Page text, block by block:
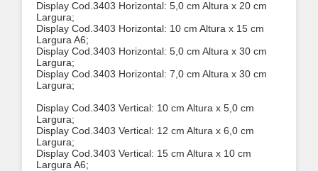
Display Cod.3403 Horizontal: 5,0 cm Altura x 20 cm
Largura;
Display Cod.3403 Horizontal: 10 cm Altura x 15 cm
Largura A6;
Display Cod.3403 Horizontal: 5,0 cm Altura x 30 cm
Largura;
Display Cod.3403 Horizontal: 7,0 cm Altura x 30 cm
Largura;
Display Cod.3403 Vertical: 10 cm Altura x 5,0 cm
Largura;
Display Cod.3403 Vertical: 12 cm Altura x 6,0 cm
Largura;
Display Cod.3403 Vertical: 15 cm Altura x 10 cm
Largura A6;